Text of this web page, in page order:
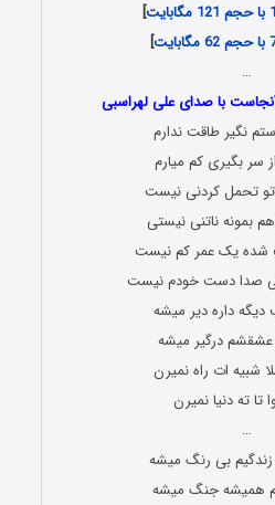
]
]
…
با صدای علی لهراسبی
نگیر طاقت ندارم
سر بگیری کم میارم
تو تحمل کردنی نیست
بمونه ناتنی نیستی
شده یک عمر کم نیست
صدا دست خودم نیست
دیگه داره دیر میشه
عشقشم درگیر میشه
شبیه ات راه نمیرن
تا ته دنیا نمیرن
…
زندگیم بی رنگ میشه
همیشه جنگ میشه